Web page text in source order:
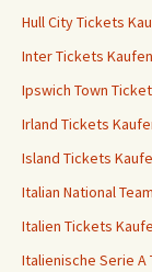
Hull City Tickets
Inter Tickets Kaufen
Ipswich Town
Irland Tickets
Island Tickets
Italian National Team
Italien Tickets
Italienische Serie A